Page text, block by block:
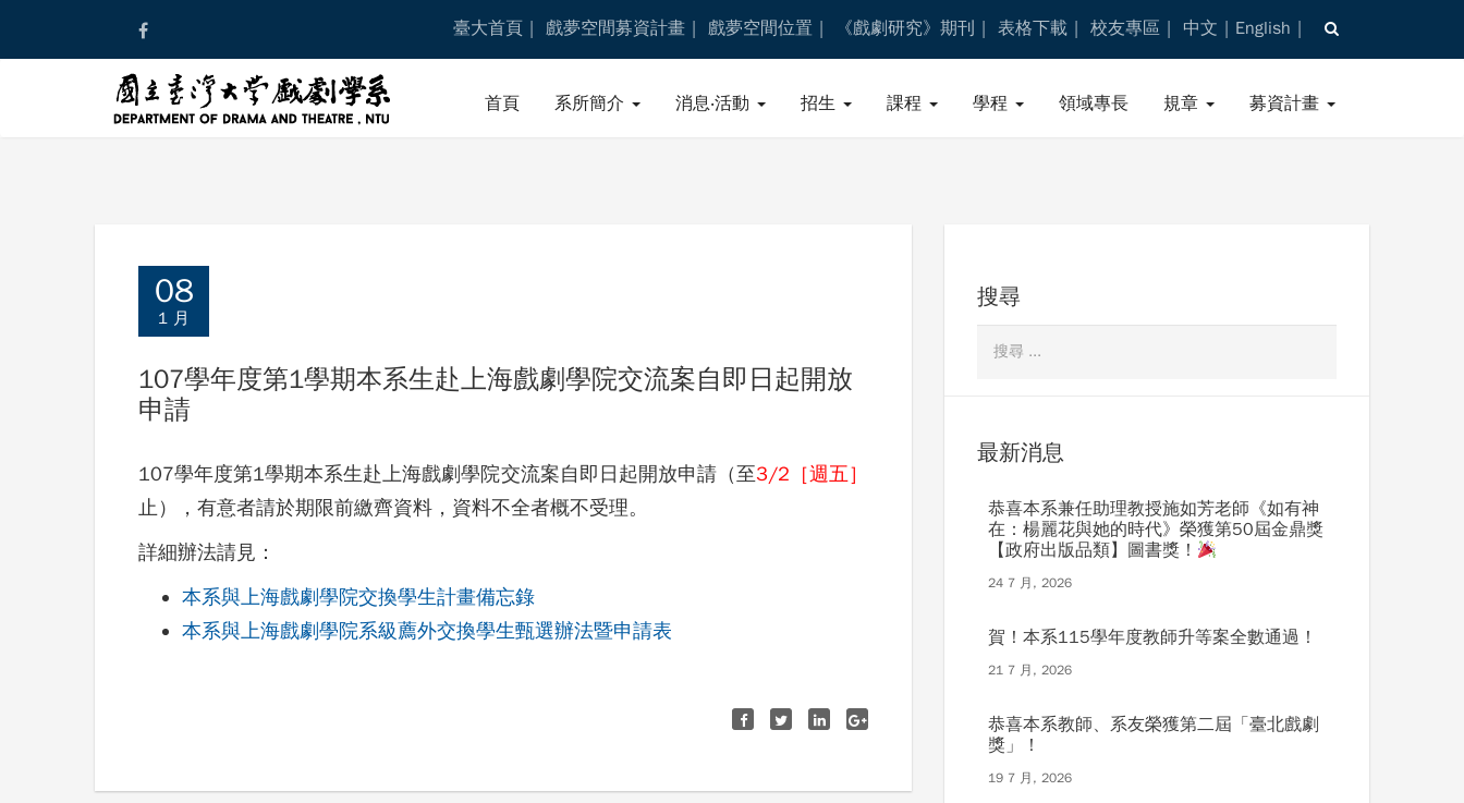
臺大首頁 戲夢空間募資計畫 戲夢空間位置 《戲劇研究》期刊 表格下載 校友專區 中文 English
首頁 系所簡介 消息‧活動 招生 課程 學程 領域專長 規章 募資計畫
08
1 月
107學年度第1學期本系生赴上海戲劇學院交流案自即日起開放
申請
107學年度第1學期本系生赴上海戲劇學院交流案自即日起開放申請（至3/2［週五］
止），有意者請於期限前繳齊資料，資料不全者概不受理。
詳細辦法請見：
本系與上海戲劇學院交換學生計畫備忘錄
本系與上海戲劇學院系級薦外交換學生甄選辦法暨申請表
搜尋
最新消息
恭喜本系兼任助理教授施如芳老師《如有神
在：楊麗花與她的時代》榮獲第50屆金鼎獎
【政府出版品類】圖書獎！
24 7 月, 2026
賀！本系115學年度教師升等案全數通過！
21 7 月, 2026
恭喜本系教師、系友榮獲第二屆「臺北戲劇
獎」！
19 7 月, 2026